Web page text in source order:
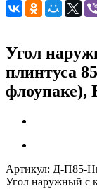
Угол
плинтуса
флоупаке),
Артикул: Д-П85-
Угол наружный с